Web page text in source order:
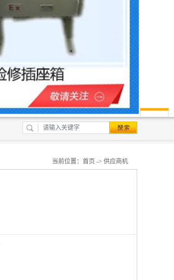
当前位置： 首页 -> 供应商机